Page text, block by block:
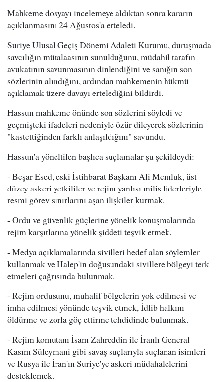
Mahkeme dosyayı incelemeye aldıktan sonra kararın
açıklanmasını 24 Ağustos'a erteledi.
Suriye Ulusal Geçiş Dönemi Adaleti Kurumu, duruşmada
savcılığın mütalaasının sunulduğunu, müdahil tarafın
avukatının savunmasının dinlendiğini ve sanığın son
sözlerinin alındığını, ardından mahkemenin hükmü
açıklamak üzere davayı ertelediğini bildirdi.
Hassun mahkeme önünde son sözlerini söyledi ve
geçmişteki ifadeleri nedeniyle özür dileyerek sözlerinin
"kastettiğinden farklı anlaşıldığını" savundu.
Hassun'a yöneltilen başlıca suçlamalar şu şekildeydi:
- Beşar Esed, eski İstihbarat Başkanı Ali Memluk, üst
düzey askeri yetkililer ve rejim yanlısı milis liderleriyle
resmi görev sınırlarını aşan ilişkiler kurmak.
- Ordu ve güvenlik güçlerine yönelik konuşmalarında
rejim karşıtlarına yönelik şiddeti teşvik etmek.
- Medya açıklamalarında sivilleri hedef alan söylemler
kullanmak ve Halep'in doğusundaki sivillere bölgeyi terk
etmeleri çağrısında bulunmak.
- Rejim ordusunu, muhalif bölgelerin yok edilmesi ve
imha edilmesi yönünde teşvik etmek, İdlib halkını
öldürme ve zorla göç ettirme tehdidinde bulunmak.
- Rejim komutanı İsam Zahreddin ile İranlı General
Kasım Süleymani gibi savaş suçlarıyla suçlanan isimleri
ve Rusya ile İran'ın Suriye'ye askeri müdahalelerini
desteklemek.